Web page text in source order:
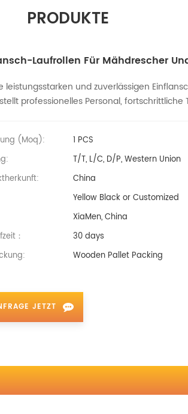
PRODUKTE
Laufrollen Für Mähdrescher
leistungsstarken und zuverlässigen
professionelles Personal,
(moq):
1 PCS
T/T, L/C, D/P, Western Union
China
Yellow Black or Customized
XiaMen, China
：
30 days
Wooden Pallet Packing
JETZT